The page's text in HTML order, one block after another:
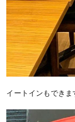
イートインもできま